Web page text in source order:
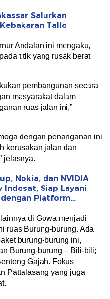
Salurkan
Tallo
Andalan ini mengaku,
titik yang rusak berat
pembangunan secara
masyarakat dalam
ruas jalan ini,”
dengan penanganan ini
kerusakan jalan dan
jelasnya.
Nokia, dan NVIDIA
Indosat, Siap Layani
Platform
di Gowa menjadi
ruas Burung-burung. Ada
burung-burung ini,
Burung-burung – Bili-bili;
Gajah. Fokus
Pattalasang yang juga